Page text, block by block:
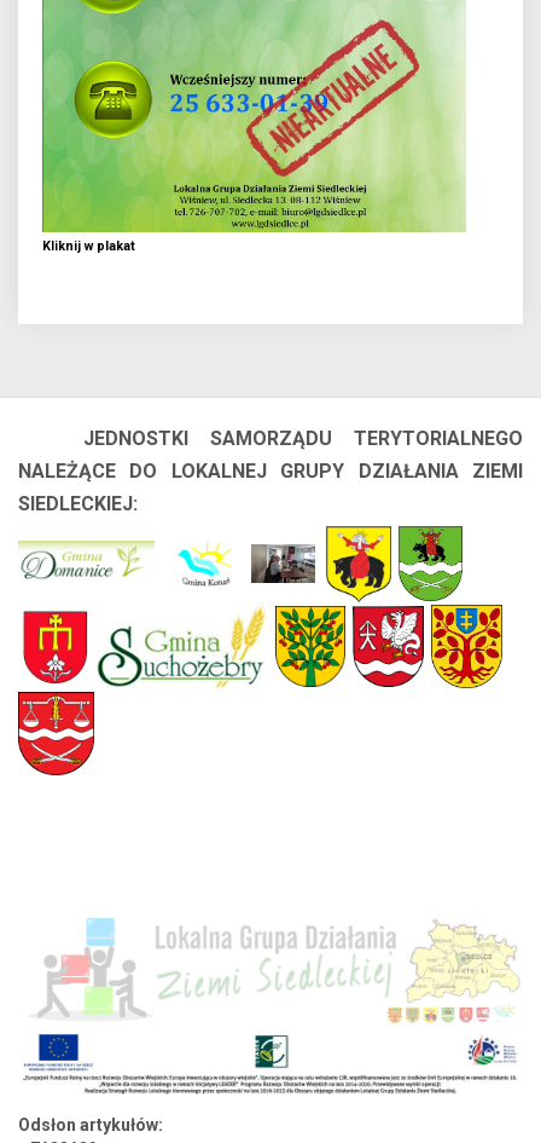
Kliknij w plakat
JEDNOSTKI SAMORZĄDU TERYTORIALNEGO
NALEŻĄCE DO LOKALNEJ GRUPY DZIAŁANIA ZIEMI
SIEDLECKIEJ:
Odsłon artykułów: